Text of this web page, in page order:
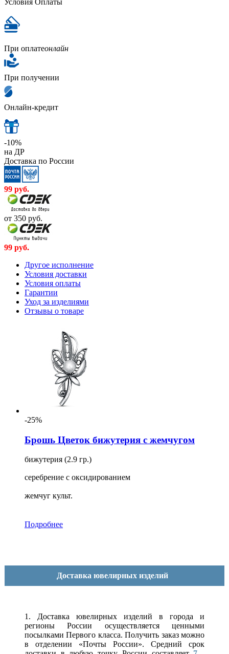
Условия Оплаты
При оплатеонлайн
При получении
Онлайн-кредит
-10%
на ДР
Доставка по России
99 руб.
от 350 руб.
99 руб.
Другое исполнение
Условия доставки
Условия оплаты
Гарантии
Уход за изделиями
Отзывы о товаре
-25%
Брошь Цветок бижутерия с жемчугом
бижутерия (2.9 гр.)
серебрение с оксидированием
жемчуг культ.
Подробнее
Доставка ювелирных изделий
1. Доставка ювелирных изделий в города и
регионы России осуществляется ценными
посылками Первого класса. Получить заказ можно
в отделении «Почты России». Средний срок